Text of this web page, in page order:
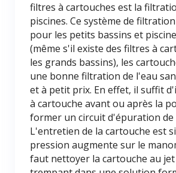
filtres à cartouches est la
piscines. Ce système de
pour les petits bassins et
(même s'il existe des filtres à
les grands bassins), les
une bonne filtration de l'eau
et à petit prix. En effet, il suffit
à cartouche avant ou après la
former un circuit d'épuration de
L'entretien de la cartouche est
pression augmente sur le
faut nettoyer la cartouche au